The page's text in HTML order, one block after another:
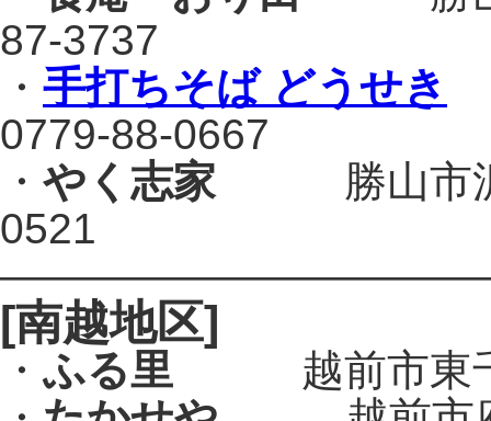
87-3737
・ 手打ちそば どうせき
0779-88-0667
・ やく志家 勝山市
0521
[南越地区]
・ふる里 越前市東